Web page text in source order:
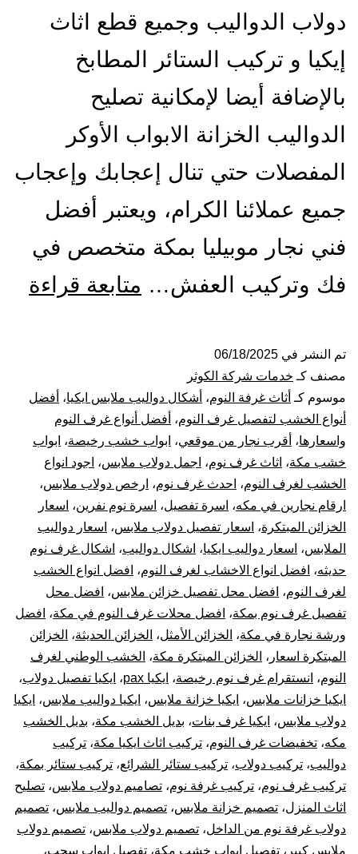
دولاب الدواليب وجميع قطع اثاث
إيكيا و تركيب الستائر المطابخ
بالإضافة أيضا لإمكانية تصليح
الدواليب الخزانة الابواب الأوكر
المفصلات حتي تنال إعجابك وإعجاب
جميع عملائنا الكرام، ويعتبر أفضل
فني نجار موبيليا بمكة متخصص في
فك وتركيب العفش… متابعة قراءة
تم النشر في 06/18/2025
مصنف كـ خدمات شركة الكوثر
موسوم كـ أثاث غرفة النوم، أشكال دواليب ملابس ايكيا، أفضل
أنواع الخشب لتفصيل غرف النوم، أفضل أنواع غرف النوم
واسعارها، أقرب نجار من موقعي، ابواب خشب رخيصة، ابواب
خشب مكة، اثاث غرف نوم، اجمل دولاب ملابس، اجود انواع
الخشب لغرف النوم، احدث غرف نوم، ارخص دولاب ملابس،
ارقام نجارين في مكه، اسرة تفصيل، اسرة نوم نفرين، اسعار
الخزائن المبتكرة، اسعار تفصيل دولاب ملابس، اسعار دواليب
الملابس، اسعار دواليب ايكيا، اشكال دواليب، اشكال غرف نوم
حديثه، افضل انواع الاخشاب لغرف النوم، افضل انواع الخشب
لغرف النوم، افضل محل تفصيل خزائن ملابس، افضل محل
تفصيل غرف نوم بمكة، افضل محلات غرف النوم في مكة، افضل
ورشة نجارة في مكة، الخزائن الأمثل، الخزائن الحديثة، الخزائن
المبتكرة اسعار ، الخزائن المبتكرة مكة، الخشب الوطني لغرف
النوم، انستقرام غرف نوم رخيصة، ايكيا pax ، ايكيا تفصيل دولاب،
ايكيا خزانات ملابس، ايكيا خزانة ملابس، ايكيا دواليب ملابس، ايكيا
دولاب ملابس، ايكيا غرف بنات، بديل الخشب مكة، بديل الخشب
مكه، تخفيضات غرف النوم، تركيب اثاث ايكيا مكة، تركيب
دواليب، تركيب دولاب، تركيب ستائر الشرائع، تركيب ستائر بمكة،
تركيب غرف نوم، تركيب غرفة نوم، تصاميم دولاب ملابس، تصليح
اثاث المنزل، تصميم خزانة ملابس، تصميم دواليب ملابس، تصميم
دولاب غرفة نوم من الداخل، تصميم دولاب ملابس، تصميم دولاب
ملابس كبير ، تفصيل ابواب خشب مكة، تفصيل ابواب سحب،